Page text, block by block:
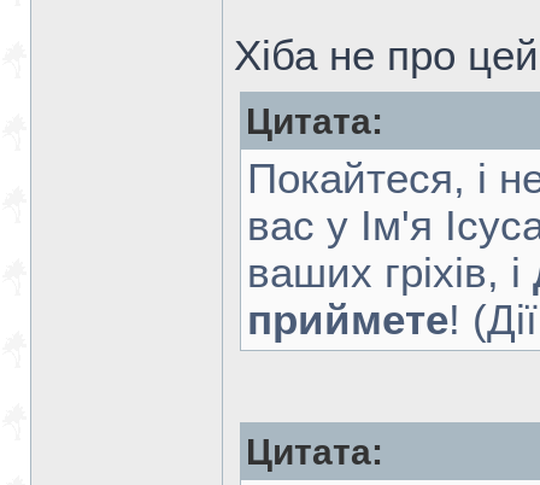
Хіба не про
Цитата:
Покайтеся, і
вас у Ім'я
ваших гріхів, і
приймете!
Цитата: